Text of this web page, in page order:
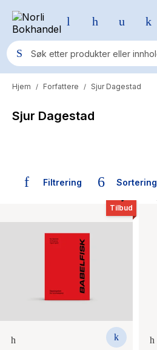
Populære søk
Pokemon
Yesteryear
Hypopressiv trening
The Housemaid
Hjem / Forfattere / Sjur Dagestad
Sjur Dagestad
Filtrering Sortering
Tilbud